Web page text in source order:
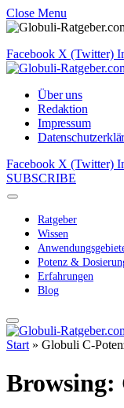
Close Menu
Facebook X (Twitter)
Über uns
Redaktion
Impressum
Facebook X (Twitter)
SUBSCRIBE
Ratgeber
Wissen
Potenz &
Erfahrungen
Blog
Start » Globuli C-
Browsing: